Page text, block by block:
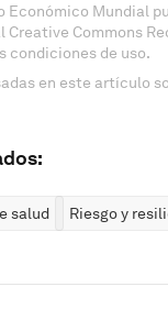
Económico Mundial
Commons
condiciones de uso.
en este artículo
salud Riesgo y